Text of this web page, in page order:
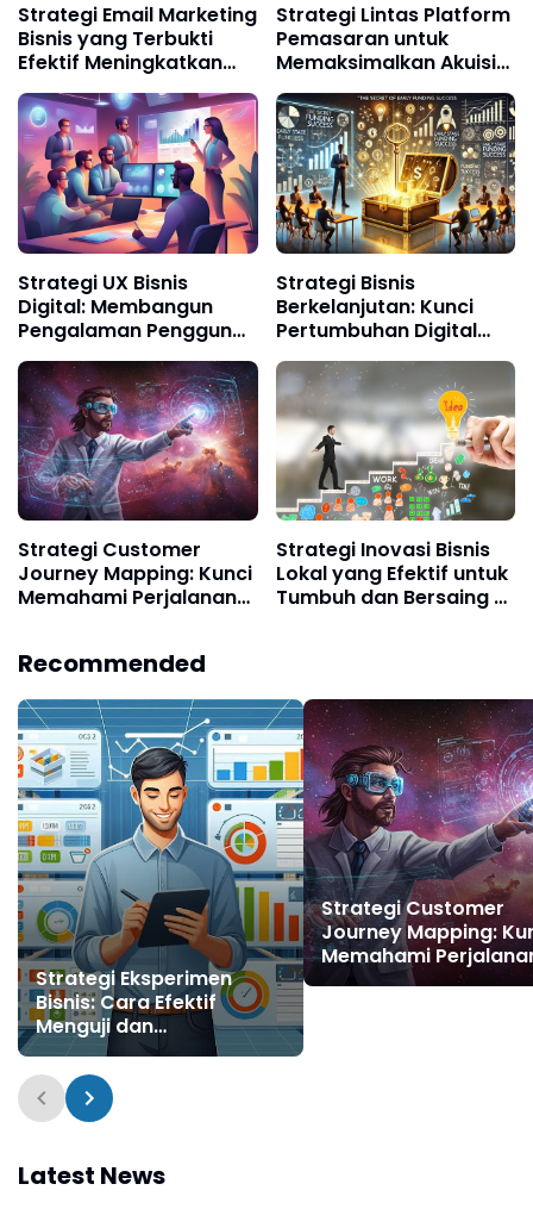
Strategi Email Marketing
Bisnis yang Terbukti
Efektif Meningkatkan
Loyalitas dan Penjualan
Strategi Lintas Platform
Pemasaran untuk
Memaksimalkan Akuisisi
Pelanggan Digital
Strategi UX Bisnis
Digital: Membangun
Pengalaman Pengguna
yang Menggerakkan
Pertumbuhan
Strategi Bisnis
Berkelanjutan: Kunci
Pertumbuhan Digital
Jangka Panjang di Era
Ekonomi Hijau
Strategi Customer
Journey Mapping: Kunci
Memahami Perjalanan
Bisnis Digital
Strategi Inovasi Bisnis
Lokal yang Efektif untuk
Tumbuh dan Bersaing di
Recommended
Strategi Eksperimen
Bisnis: Cara Efektif
Menguji dan
Mengoptimalkan
Pertumbuhan di Era
Digital
Strategi Customer
Journey Mapping:
Memahami
Pelanggan dan
Latest News